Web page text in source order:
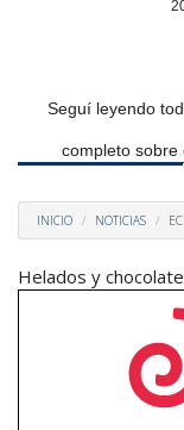
Seguí leyendo
completo sobre
INICIO NOTICIAS
Helados y